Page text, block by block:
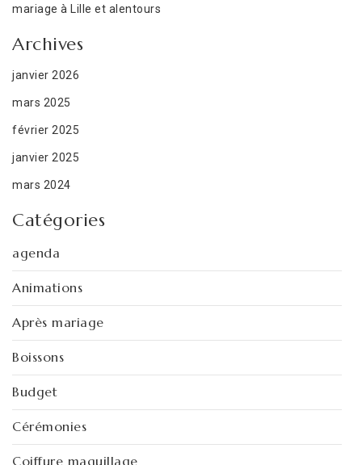
mariage à Lille et alentours
Archives
janvier 2026
mars 2025
février 2025
janvier 2025
mars 2024
Catégories
agenda
Animations
Après mariage
Boissons
Budget
Cérémonies
Coiffure maquillage